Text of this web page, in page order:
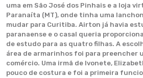
uma em São José dos Pinhais e a loja
Paranaíta (MT), onde tinha uma
mudar para Curitiba. Airton já havia
paranaense e o casal queria
de estudo para as quatro filhas. A
área de armarinhos foi para preencher
comércio. Uma irmã de Ivonete,
pouco de costura e foi a primeira